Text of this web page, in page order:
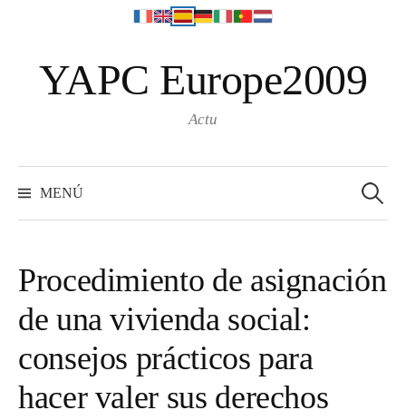
r
a
n
t
n
i
d
YAPC Europe2009
Actu
MENÚ
e
a
o
r
:
Procedimiento de asignación
de una vivienda social:
consejos prácticos para
hacer valer sus derechos